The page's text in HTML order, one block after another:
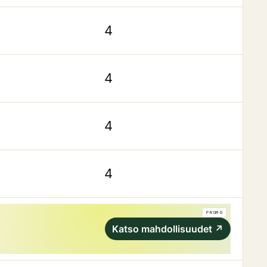
4
4
4
4
Katso mahdollisuudet ↗
PROMO